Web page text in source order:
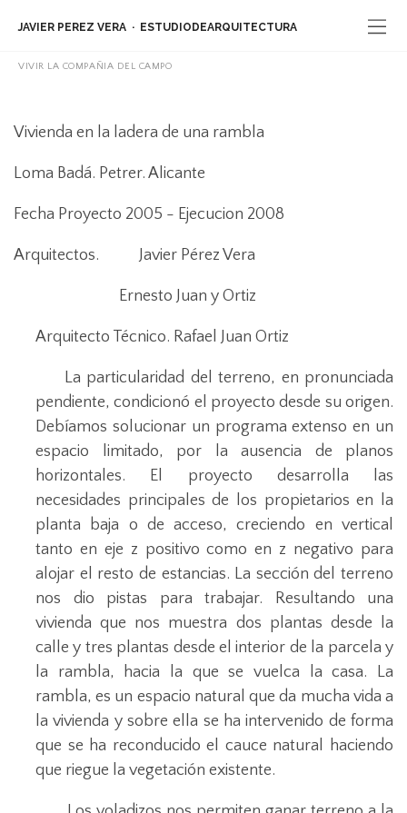
JAVIER PEREZ VERA ESTUDIODEARQUITECTURA
VIVIR LA COMPAÑIA DEL CAMPO
Vivienda en la ladera de una rambla
Loma Badá. Petrer. Alicante
Fecha Proyecto 2005 - Ejecucion 2008
Arquitectos. Javier Pérez Vera
Ernesto Juan y Ortiz
Arquitecto Técnico. Rafael Juan Ortiz
La particularidad del terreno, en pronunciada
pendiente, condicionó el proyecto desde su origen.
Debíamos solucionar un programa extenso en un
espacio limitado, por la ausencia de planos
horizontales. El proyecto desarrolla las
necesidades principales de los propietarios en la
planta baja o de acceso, creciendo en vertical
tanto en eje z positivo como en z negativo para
alojar el resto de estancias. La sección del terreno
nos dio pistas para trabajar. Resultando una
vivienda que nos muestra dos plantas desde la
calle y tres plantas desde el interior de la parcela y
la rambla, hacia la que se vuelca la casa. La
rambla, es un espacio natural que da mucha vida a
la vivienda y sobre ella se ha intervenido de forma
que se ha reconducido el cauce natural haciendo
que riegue la vegetación existente.